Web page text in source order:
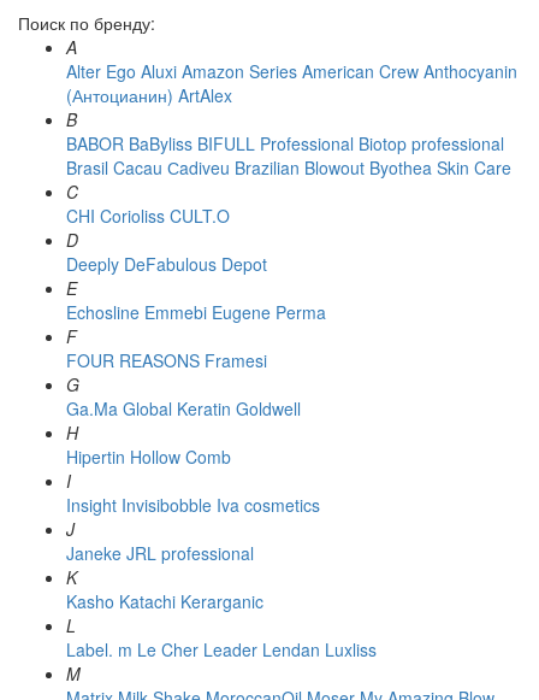
Поиск по бренду:
A
Alter Ego Aluxi Amazon Series American Crew Anthocyanin
(Антоцианин) ArtAlex
B
BABOR BaByliss BIFULL Professional Biotop professional
Brasil Cacau Сadiveu Brazilian Blowout Byothea Skin Care
C
CHI Corioliss CULT.O
D
Deeply DeFabulous Depot
E
Echosline Emmebi Eugene Perma
F
FOUR REASONS Framesi
G
Ga.Ma Global Keratin Goldwell
H
Hipertin Hollow Comb
I
Insight Invisibobble Iva cosmetics
J
Janeke JRL professional
K
Kasho Katachi Kerarganic
L
Label. m Le Cher Leader Lendan Luxliss
M